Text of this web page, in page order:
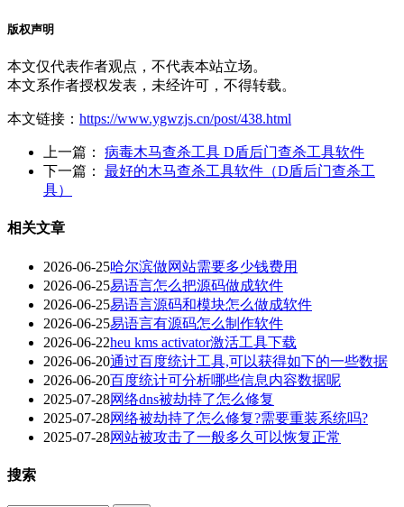
版权声明
本文仅代表作者观点，不代表本站立场。
本文系作者授权发表，未经许可，不得转载。
本文链接： https://www.ygwzjs.cn/post/438.html
上一篇： 病毒木马查杀工具 D盾后门查杀工具软件
下一篇： 最好的木马查杀工具软件（D盾后门查杀工
具）
相关文章
2026-06-25哈尔滨做网站需要多少钱费用
2026-06-25易语言怎么把源码做成软件
2026-06-25易语言源码和模块怎么做成软件
2026-06-25易语言有源码怎么制作软件
2026-06-22heu kms activator激活工具下载
2026-06-20通过百度统计工具,可以获得如下的一些数据
2026-06-20百度统计可分析哪些信息内容数据呢
2025-07-28网络dns被劫持了怎么修复
2025-07-28网络被劫持了怎么修复?需要重装系统吗?
2025-07-28网站被攻击了一般多久可以恢复正常
搜索